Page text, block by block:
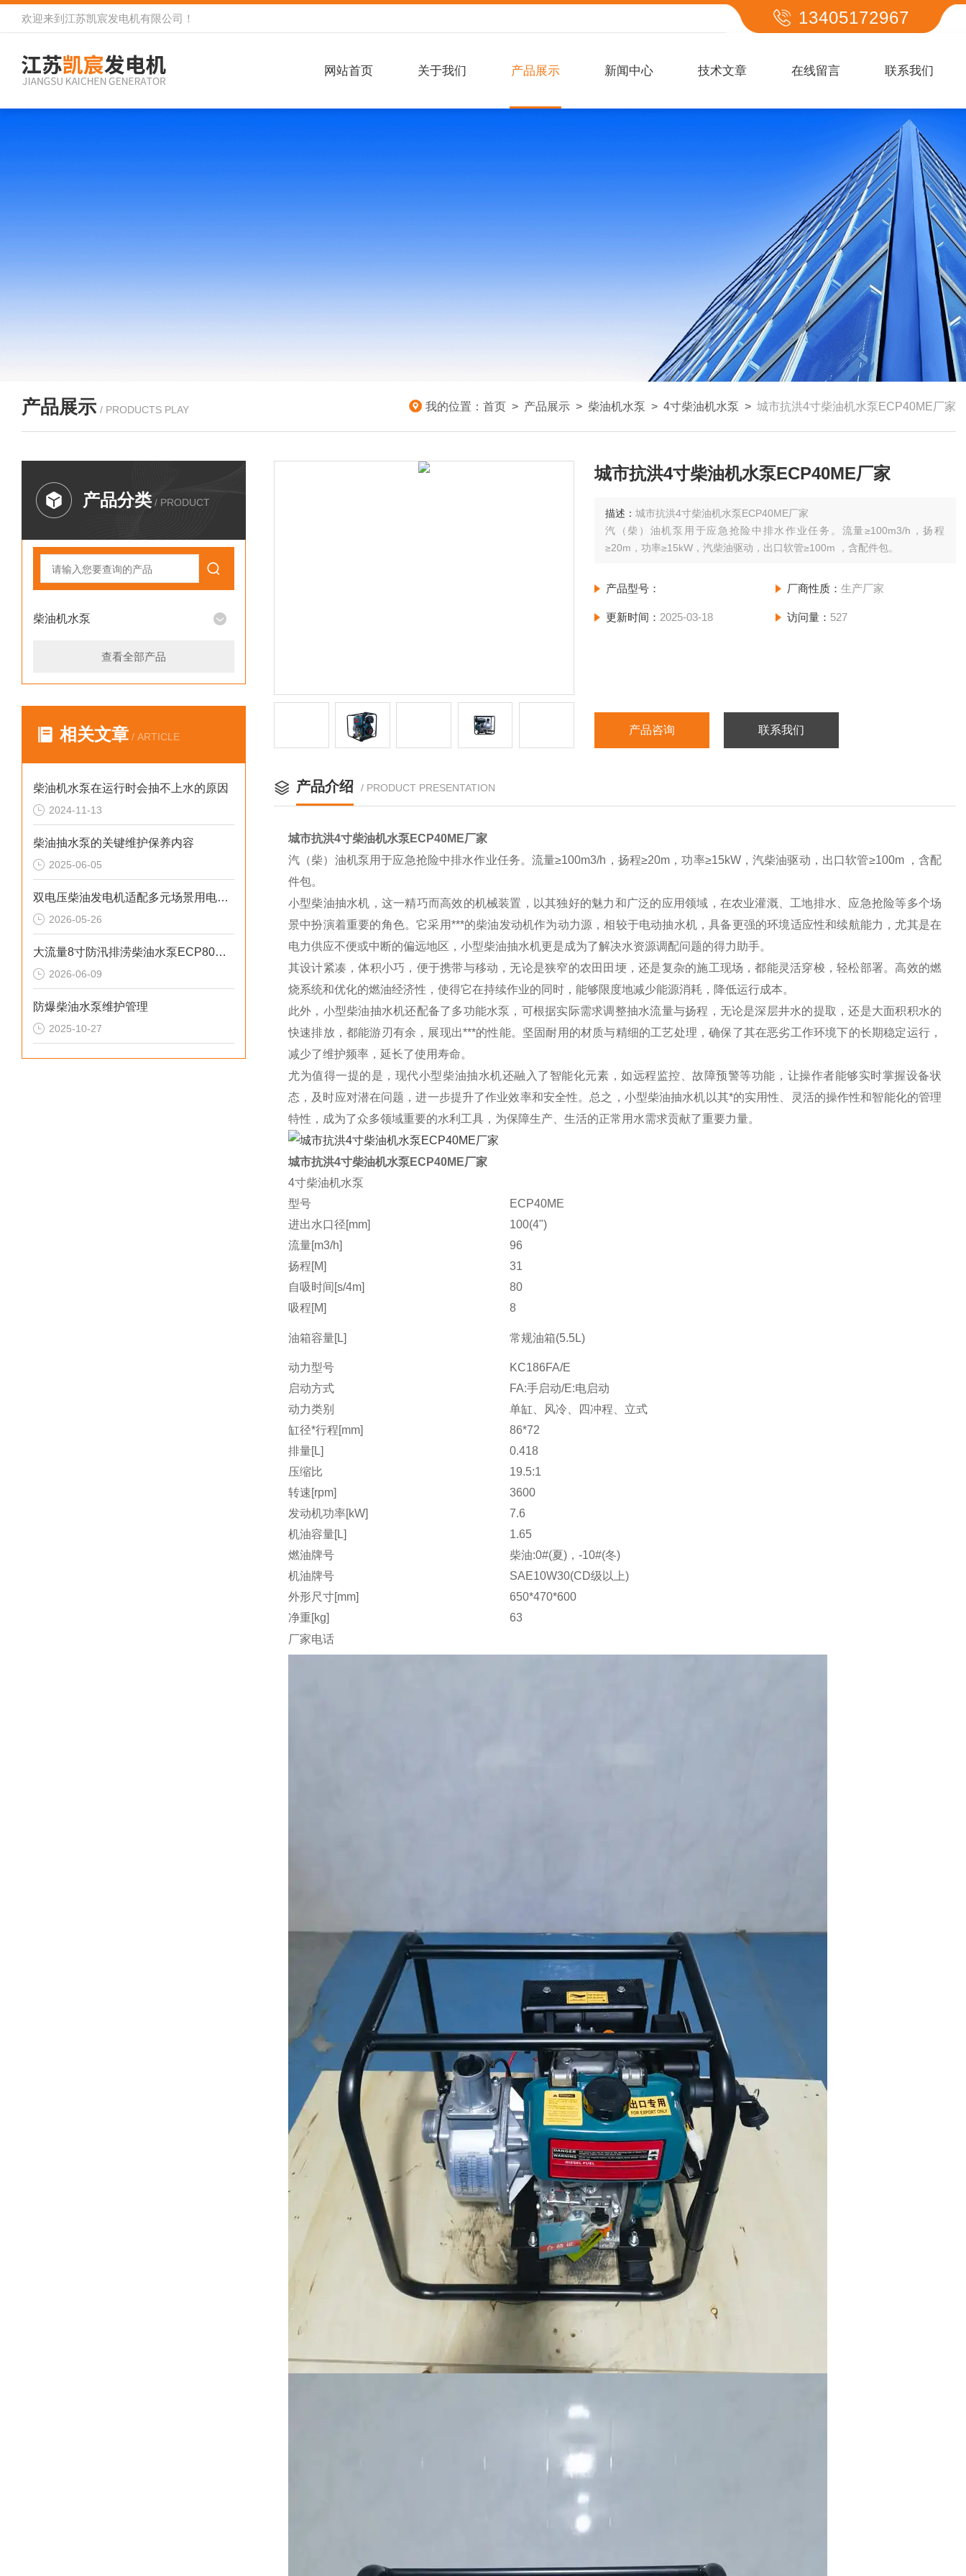
欢迎来到 江苏凯宸发电机有限公司 ！ 13405172967
网站首页 关于我们 产品展示 新闻中心 技术文章 在线留言 联系我们
产品展示 / PRODUCTS PLAY 我的位置： 首页 > 产品展示 > 柴油机水泵 > 4寸柴油机水泵 > 城市抗洪4寸柴油机水泵ECP40ME厂家
产品分类 / PRODUCT
柴油机水泵
查看全部产品
相关文章 / ARTICLE
柴油机水泵在运行时会抽不上水的原因
2024-11-13
柴油抽水泵的关键维护保养内容
2025-06-05
双电压柴油发电机适配多元场景用电需求
2026-05-26
大流量8寸防汛排涝柴油水泵ECP80ME产品介绍
2026-06-09
防爆柴油水泵维护管理
2025-10-27
城市抗洪4寸柴油机水泵ECP40ME厂家
描述：城市抗洪4寸柴油机水泵ECP40ME厂家
汽（柴）油机泵用于应急抢险中排水作业任务。流量≥100m3/h，扬程
≥20m，功率≥15kW，汽柴油驱动，出口软管≥100m ，含配件包。
产品型号： 厂商性质： 生产厂家
更新时间： 2025-03-18 访问量： 527
产品咨询 联系我们
产品介绍 / PRODUCT PRESENTATION
城市抗洪4寸柴油机水泵ECP40ME厂家
汽（柴）油机泵用于应急抢险中排水作业任务。流量≥100m3/h，扬程≥20m，功率≥15kW，汽柴油驱动，出口软管≥100m ，含配
件包。
小型柴油抽水机，这一精巧而高效的机械装置，以其独好的魅力和广泛的应用领域，在农业灌溉、工地排水、应急抢险等多个场
景中扮演着重要的角色。它采用***的柴油发动机作为动力源，相较于电动抽水机，具备更强的环境适应性和续航能力，尤其是在
电力供应不便或中断的偏远地区，小型柴油抽水机更是成为了解决水资源调配问题的得力助手。
其设计紧凑，体积小巧，便于携带与移动，无论是狭窄的农田田埂，还是复杂的施工现场，都能灵活穿梭，轻松部署。高效的燃
烧系统和优化的燃油经济性，使得它在持续作业的同时，能够限度地减少能源消耗，降低运行成本。
此外，小型柴油抽水机还配备了多功能水泵，可根据实际需求调整抽水流量与扬程，无论是深层井水的提取，还是大面积积水的
快速排放，都能游刃有余，展现出***的性能。坚固耐用的材质与精细的工艺处理，确保了其在恶劣工作环境下的长期稳定运行，
减少了维护频率，延长了使用寿命。
尤为值得一提的是，现代小型柴油抽水机还融入了智能化元素，如远程监控、故障预警等功能，让操作者能够实时掌握设备状
态，及时应对潜在问题，进一步提升了作业效率和安全性。总之，小型柴油抽水机以其*的实用性、灵活的操作性和智能化的管理
特性，成为了众多领域重要的水利工具，为保障生产、生活的正常用水需求贡献了重要力量。
城市抗洪4寸柴油机水泵ECP40ME厂家
4寸柴油机水泵
型号
ECP40ME
进出水口径[mm]
100(4")
流量[m3/h]
96
扬程[M]
31
自吸时间[s/4m]
80
吸程[M]
8
油箱容量[L] 常规油箱(5.5L)
动力型号
KC186FA/E
启动方式
FA:手启动/E:电启动
动力类别
单缸、风冷、四冲程、立式
缸径*行程[mm]
86*72
排量[L]
0.418
压缩比
19.5:1
转速[rpm]
3600
发动机功率[kW]
7.6
机油容量[L]
1.65
燃油牌号
柴油:0#(夏)，-10#(冬)
机油牌号
SAE10W30(CD级以上)
外形尺寸[mm]
650*470*600
净重[kg]
63
厂家电话